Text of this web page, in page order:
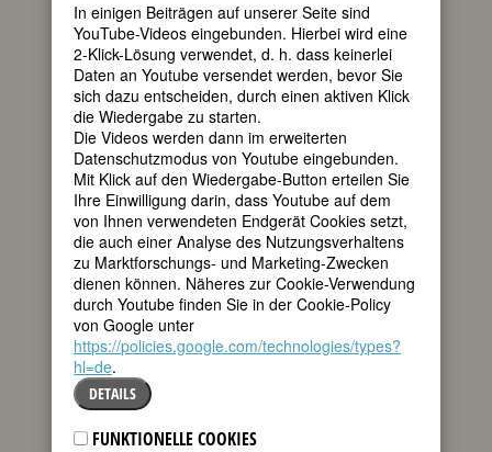
geboren am 26. Februar 1900 in
Heidenheim
gestorben am 19. Juli 1970 in New York
NY
deutsche Ärztin, Kämpferin für
Frauenrechte und Geburtenkontrolle
125. Geburtstag am 26. Februar 2025
55. Todestag am 19. Juli 2025
Biografie•Zitate• Weblinks•Literatur &
Quellen•Bildquellen
BIOGRAFIE
teilen
Es waren die
Stuttgarter
ÄrztInnen Else
Kienle und
Friedrich Wolf,
In einigen Beiträgen auf unserer Seite sind
YouTube-Videos eingebunden. Hierbei wird eine
2-Klick-Lösung verwendet, d. h. dass keinerlei
Daten an Youtube versendet werden, bevor Sie
sich dazu entscheiden, durch einen aktiven Klick
die Wiedergabe zu starten.
Die Videos werden dann im erweiterten
Datenschutzmodus von Youtube eingebunden.
Mit Klick auf den Wiedergabe-Button erteilen Sie
Ihre Einwilligung darin, dass Youtube auf dem
von Ihnen verwendeten Endgerät Cookies setzt,
die auch einer Analyse des Nutzungsverhaltens
zu Marktforschungs- und Marketing-Zwecken
dienen können. Näheres zur Cookie-Verwendung
durch Youtube finden Sie in der Cookie-Policy
von Google unter
https://policies.google.com/technologies/types?
hl=de.
DETAILS
FUNKTIONELLE COOKIES